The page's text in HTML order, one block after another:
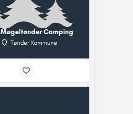
Møgeltønder Camping
Tønder Kommune